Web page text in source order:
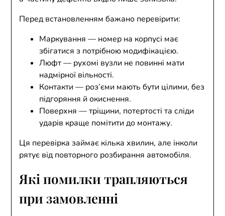
Перед встановленням бажано перевірити:
Маркування — номер на корпусі має
збігатися з потрібною модифікацією.
Люфт — рухомі вузли не повинні мати
надмірної вільності.
Контакти — роз’єми мають бути цілими, без
підгоряння й окиснення.
Поверхня — тріщини, потертості та сліди
ударів краще помітити до монтажу.
Ця перевірка займає кілька хвилин, але інколи
рятує від повторного розбирання автомобіля.
Які помилки трапляються
при замовленні